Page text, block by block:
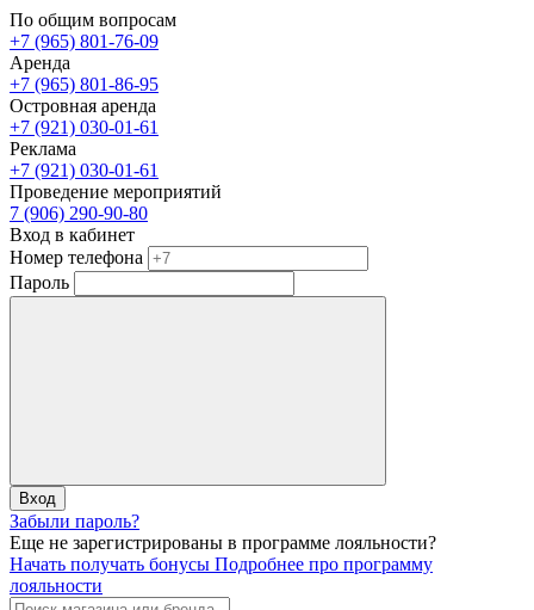
По общим вопросам
+7 (965) 801-76-09
Аренда
+7 (965) 801-86-95
Островная аренда
+7 (921) 030-01-61
Реклама
+7 (921) 030-01-61
Проведение мероприятий
7 (906) 290-90-80
Вход в кабинет
Номер телефона
Пароль
Вход
Забыли пароль?
Еще не зарегистрированы в программе лояльности?
Начать получать бонусы Подробнее про программу
лояльности